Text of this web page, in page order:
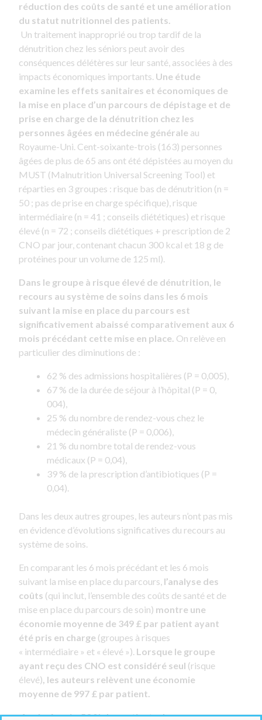
réduction des coûts de santé et une amélioration
du statut nutritionnel des patients.
Un traitement inapproprié ou trop tardif de la
dénutrition chez les séniors peut avoir des
conséquences délétères sur leur santé, associées à des
impacts économiques importants. Une étude
examine les effets sanitaires et économiques de
la mise en place d’un parcours de dépistage et de
prise en charge de la dénutrition chez les
personnes âgées en médecine générale au
Royaume-Uni. Cent-soixante-trois (163) personnes
âgées de plus de 65 ans ont été dépistées au moyen du
MUST (Malnutrition Universal Screening Tool) et
réparties en 3 groupes : risque bas de dénutrition (n =
50 ; pas de prise en charge spécifique), risque
intermédiaire (n = 41 ; conseils diététiques) et risque
élevé (n = 72 ; conseils diététiques + prescription de 2
CNO par jour, contenant chacun 300 kcal et 18 g de
protéines pour un volume de 125 ml).
Dans le groupe à risque élevé de dénutrition, le
recours au système de soins dans les 6 mois
suivant la mise en place du parcours est
significativement abaissé comparativement aux 6
mois précédant cette mise en place. On relève en
particulier des diminutions de :
62 % des admissions hospitalières (P = 0,005),
67 % de la durée de séjour à l’hôpital (P = 0,
004),
25 % du nombre de rendez-vous chez le
médecin généraliste (P = 0,006),
21 % du nombre total de rendez-vous
médicaux (P = 0,04),
39 % de la prescription d’antibiotiques (P =
0,04).
Dans les deux autres groupes, les auteurs n’ont pas mis
en évidence d’évolutions significatives du recours au
système de soins.
En comparant les 6 mois précédant et les 6 mois
suivant la mise en place du parcours, l’analyse des
coûts (qui inclut, l’ensemble des coûts de santé et de
mise en place du parcours de soin) montre une
économie moyenne de 349 £ par patient ayant
été pris en charge (groupes à risques
« intermédiaire » et « élevé »). Lorsque le groupe
ayant reçu des CNO est considéré seul (risque
élevé), les auteurs relèvent une économie
moyenne de 997 £ par patient.
Après 6 mois, 53 % des patients du groupe